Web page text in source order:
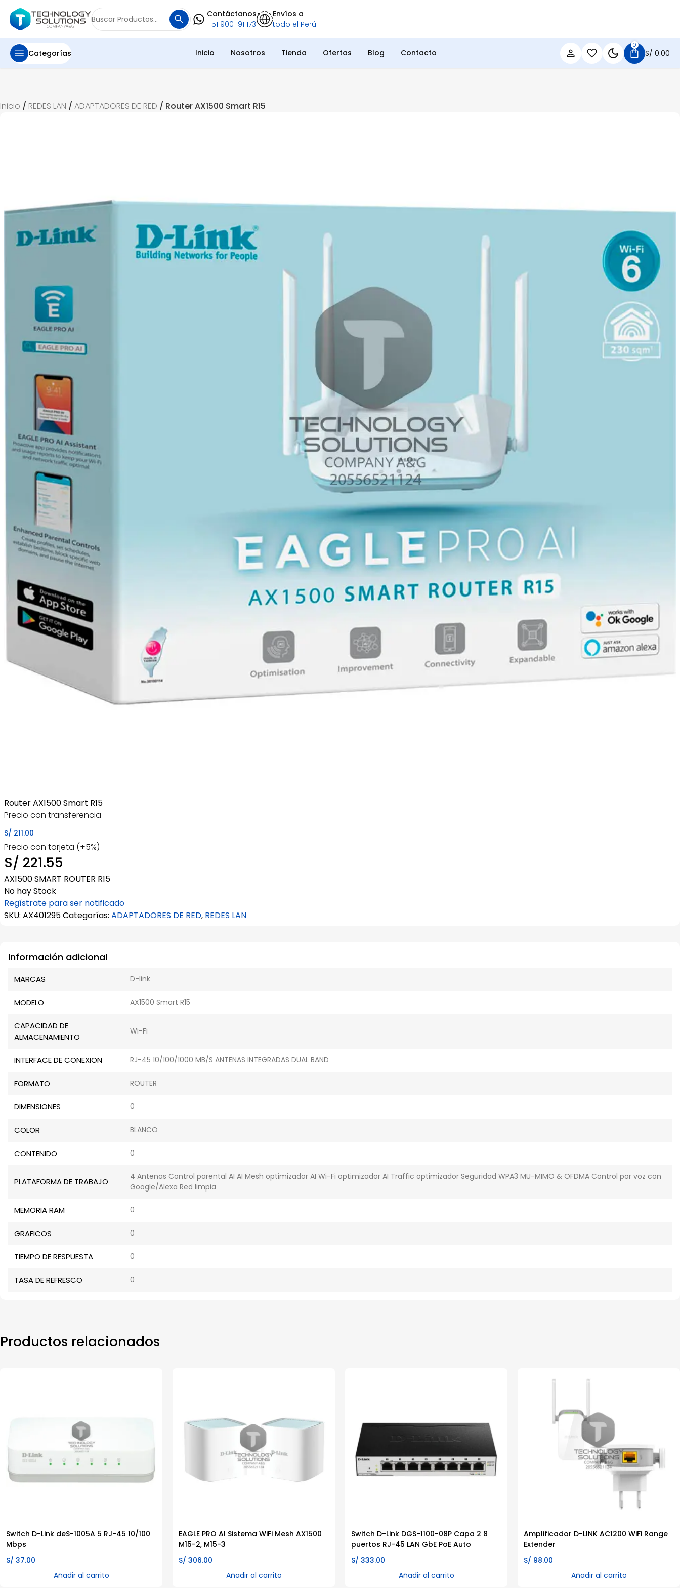
Buscar
por:
Contáctanos
+51 900 191 173
Envíos a
todo el Perú
Categorías Inicio Nosotros Tienda Ofertas Blog Contacto
0
S/ 0.00
Inicio / REDES LAN / ADAPTADORES DE RED / Router AX1500 Smart R15
Router AX1500 Smart R15
Precio con transferencia
S/ 211.00
Precio con tarjeta (+5%)
S/ 221.55
AX1500 SMART ROUTER R15
No hay Stock
Regístrate para ser notificado
SKU: AX401295Categorías: ADAPTADORES DE RED, REDES LAN
Información adicional
MARCAS D-link
MODELO AX1500 Smart R15
CAPACIDAD DE
ALMACENAMIENTO
Wi-Fi
INTERFACE DE CONEXION RJ-45 10/100/1000 MB/S ANTENAS INTEGRADAS DUAL BAND
FORMATO ROUTER
DIMENSIONES 0
COLOR BLANCO
CONTENIDO 0
PLATAFORMA DE TRABAJO
4 Antenas Control parental AI AI Mesh optimizador AI Wi-Fi optimizador AI Traffic optimizador Seguridad WPA3 MU-MIMO & OFDMA Control por voz con
Google/Alexa Red limpia
MEMORIA RAM 0
GRAFICOS 0
TIEMPO DE RESPUESTA 0
TASA DE REFRESCO 0
Productos relacionados
Switch D-Link deS-1005A 5 RJ-45 10/100
Mbps
S/ 37.00
Añadir al carrito
EAGLE PRO AI Sistema WiFi Mesh AX1500
M15-2, M15-3
S/ 306.00
Añadir al carrito
Switch D-Link DGS-1100-08P Capa 2 8
puertos RJ-45 LAN GbE PoE Auto
S/ 333.00
Añadir al carrito
Amplificador D-LINK AC1200 WiFi Range
Extender
S/ 98.00
Añadir al carrito